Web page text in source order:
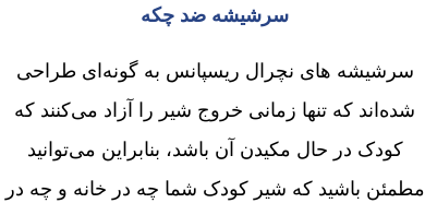
سرشیشه ضد چکه
سرشیشه های نچرال ریسپانس به گونه‌ای طراحی
شده‌اند که تنها زمانی خروج شیر را آزاد می‌کنند که
کودک در حال مکیدن آن باشد، بنابراین می‌توانید
مطمئن باشید که شیر کودک شما چه در خانه و چه در